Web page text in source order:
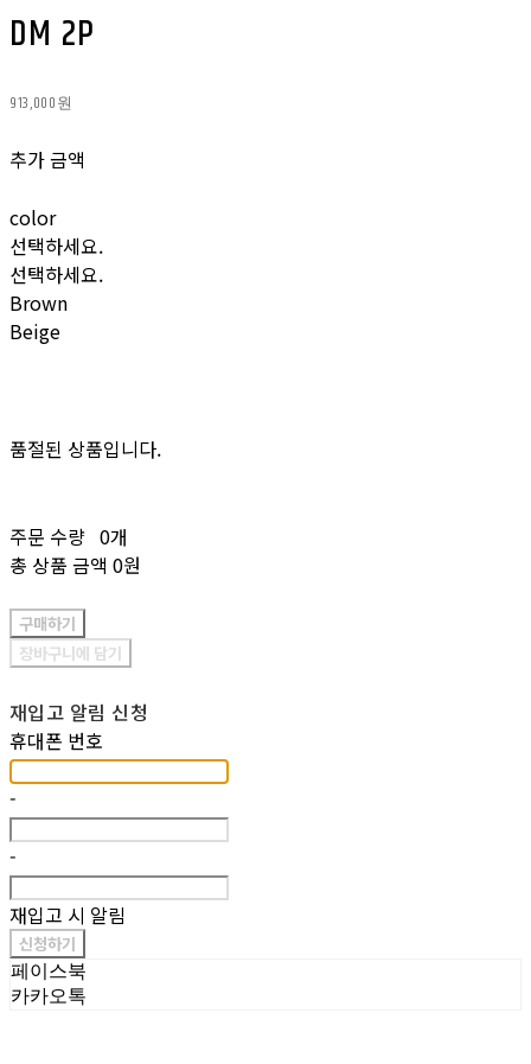
DM 2P
913,000원
추가 금액
color
선택하세요.
선택하세요.
Brown
Beige
품절된 상품입니다.
주문 수량 0개
총 상품 금액 0원
구매하기
장바구니에 담기
재입고 알림 신청
휴대폰 번호
-
-
재입고 시 알림
신청하기
페이스북
카카오톡